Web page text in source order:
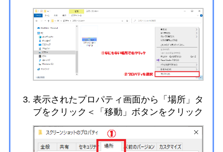
表示されたプロパティ画面から「場所」タ
ブをクリック＜「移動」ボタンをクリック